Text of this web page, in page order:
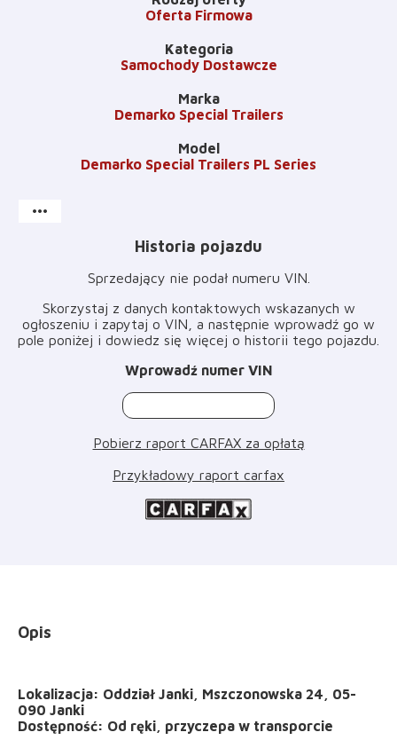
Oferta Firmowa
Kategoria
Samochody Dostawcze
Marka
Demarko Special Trailers
Model
Demarko Special Trailers PL Series
more_horiz
Historia pojazdu
Sprzedający nie podał numeru VIN
Skorzystaj z danych kontaktowych wskazanych w
ogłoszeniu i zapytaj o VIN, a następnie wprowadź go w
pole poniżej i dowiedz się więcej o historii tego pojazdu
Wprowadź numer VIN
Pobierz raport CARFAX za opłatą
Przykładowy raport carfax
Opis
Lokalizacja: Oddział Janki, Mszczonowska 24, 05-
090 Janki
Dostępność: Od ręki, przyczepa w transporcie